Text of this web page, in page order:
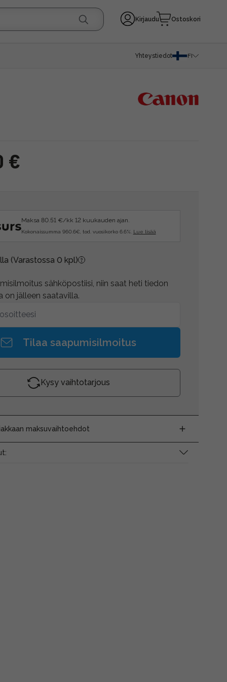
Kirjaudu Ostoskori
Yhteystiedot FI
€
Maksa 80.51 €/kk 12 kuukauden ajan.
Kokonaissumma 960.6€, tod. vuosikorko 6.6%. Lue lisää
(Varastossa 0 kpl)
sähköpostiisi, niin saat heti tiedon
on jälleen saatavilla.
Tilaa saapumisilmoitus
Kysy vaihtotarjous
maksuvaihtoehdot